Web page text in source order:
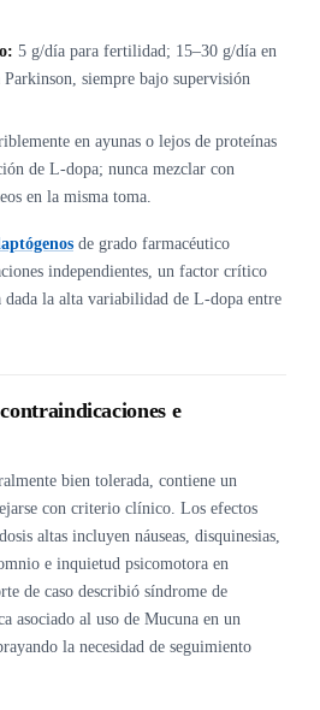
5 g/día para fertilidad; 15–30 g/día en
siempre bajo supervisión
en ayunas o lejos de proteínas
de L-dopa; nunca mezclar con
en la misma toma.
de grado farmacéutico
independientes, un factor crítico
dada la alta variabilidad de L-dopa entre
e
bien tolerada, contiene un
con criterio clínico. Los efectos
altas incluyen náuseas, disquinesias,
e inquietud psicomotora en
de caso describió síndrome de
asociado al uso de Mucuna en un
la necesidad de seguimiento